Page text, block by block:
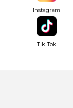
Instagram
Tik Tok